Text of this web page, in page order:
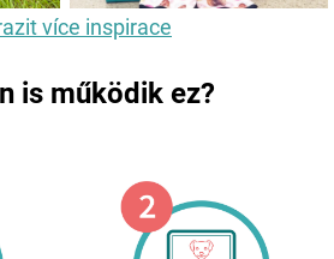
více inspirace
is működik ez?